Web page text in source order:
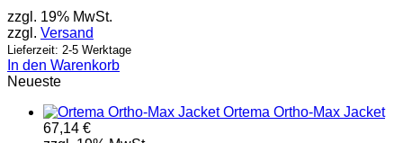
zzgl. 19% MwSt.
zzgl. Versand
Lieferzeit: 2-5 Werktage
In den Warenkorb
Neueste
Ortema Ortho-Max Jacket
67,14 €